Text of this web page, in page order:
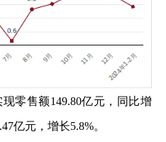
售额149.80亿元，同比增
亿元，增长5.8%。